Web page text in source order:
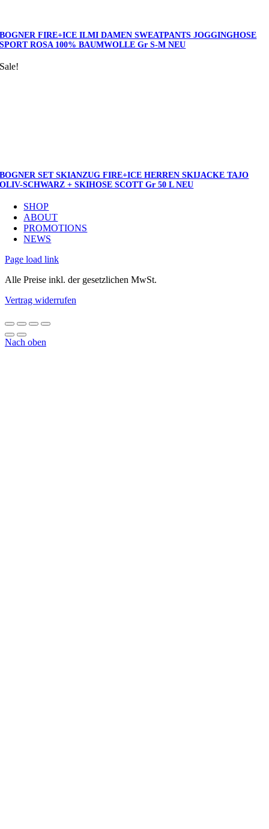
BOGNER FIRE+ICE ILMI DAMEN SWEATPANTS JOGGINGHOSE
SPORT ROSA 100% BAUMWOLLE Gr S-M NEU
Sale!
BOGNER SET SKIANZUG FIRE+ICE HERREN SKIJACKE TAJO
OLIV-SCHWARZ + SKIHOSE SCOTT Gr 50 L NEU
SHOP
ABOUT
PROMOTIONS
NEWS
Page load link
Alle Preise inkl. der gesetzlichen MwSt.
Vertrag widerrufen
Nach oben